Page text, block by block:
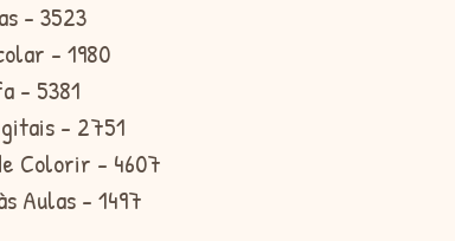
- 3523
- 1980
- 5381
- 2751
Colorir - 4607
Aulas - 1497